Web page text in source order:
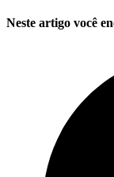
Neste artigo você